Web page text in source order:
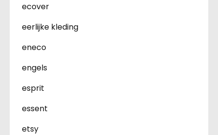
ecover
eerlijke kleding
eneco
engels
esprit
essent
etsy